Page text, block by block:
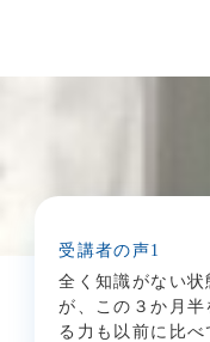
受講者の声1
全く知識がない状
が、この３か月半
る力も以前に比べ